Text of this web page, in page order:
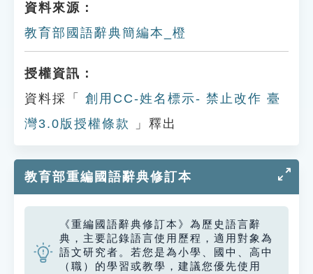
資料來源：
教育部國語辭典簡編本_橙
授權資訊：
資料採「
創用CC-姓名標示- 禁止改作 臺
灣3.0版授權條款
」釋出
教育部重編國語辭典修訂本
《重編國語辭典修訂本》為歷史語言辭
典，主要記錄語言使用歷程，適用對象為
語文研究者。若您是為小學、國中、高中
（職）的學習或教學，建議您優先使用